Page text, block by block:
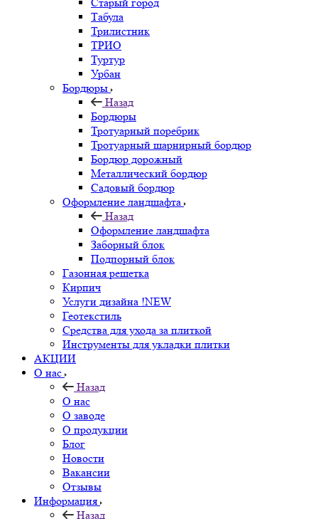
Табула
Трилистник
ТРИО
Туртур
Урбан
Бордюры
Назад
Бордюры
Тротуарный поребрик
Тротуарный шарнирный бордюр
Бордюр дорожный
Металлический бордюр
Садовый бордюр
Оформление ландшафта
Назад
Оформление ландшафта
Заборный блок
Подпорный блок
Газонная решетка
Кирпич
Услуги дизайна !NEW
Геотекстиль
Средства для ухода за плиткой
Инструменты для укладки плитки
АКЦИИ
О нас
Назад
О нас
О заводе
О продукции
Блог
Новости
Вакансии
Отзывы
Информация
Назад